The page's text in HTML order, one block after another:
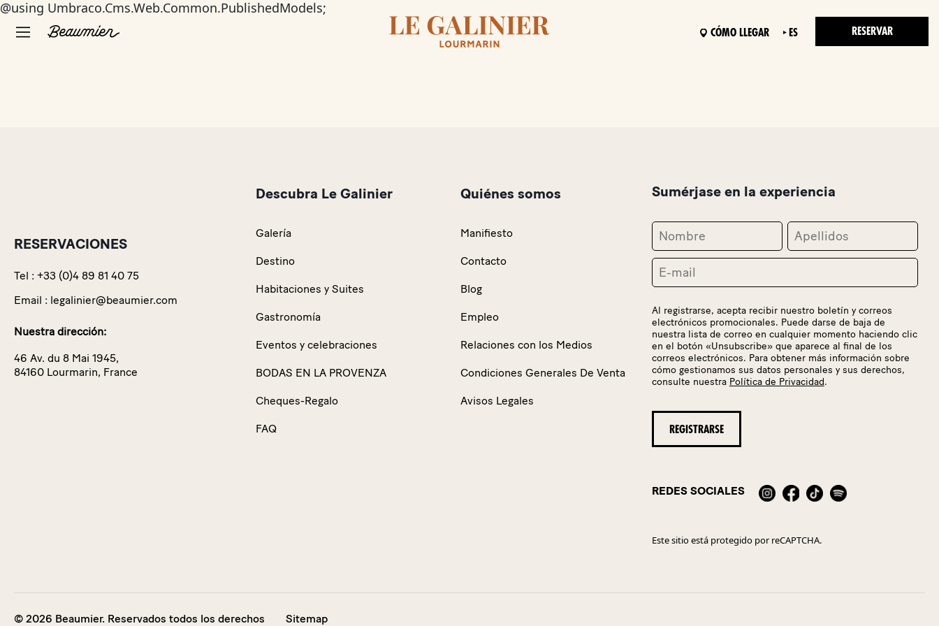
CÓMO LLEGAR ES RESERVAR
@using Umbraco.Cms.Web.Common.PublishedModels;
RESERVACIONES
Tel : +33 (0)4 89 81 40 75
Email : legalinier@beaumier.com
Nuestra dirección:
46 Av. du 8 Mai 1945,
84160 Lourmarin, France
Descubra Le Galinier
Galería
Destino
Habitaciones y Suites
Gastronomía
Eventos y celebraciones
BODAS EN LA PROVENZA
Cheques-Regalo
FAQ
Quiénes somos
Manifiesto
Contacto
Blog
Empleo
Relaciones con los Medios
Condiciones Generales De Venta
Avisos Legales
Sumérjase en la experiencia
Al registrarse, acepta recibir nuestro boletín y correos
electrónicos promocionales. Puede darse de baja de
nuestra lista de correo en cualquier momento haciendo clic
en el botón «Unsubscribe» que aparece al final de los
correos electrónicos. Para obtener más información sobre
cómo gestionamos sus datos personales y sus derechos,
consulte nuestra Política de Privacidad.
REDES SOCIALES
Este sitio está protegido por reCAPTCHA.
© 2026 Beaumier. Reservados todos los derechos Sitemap